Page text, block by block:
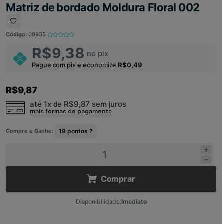
Matriz de bordado Moldura Floral 002
Código: 00935
R$9,38 no pix
Pague com pix e economize R$0,49
R$9,87
até 1x de R$9,87 sem juros
mais formas de pagamento
Compre e Ganhe: 19 pontos ?
Comprar
Disponibilidade:Imediato